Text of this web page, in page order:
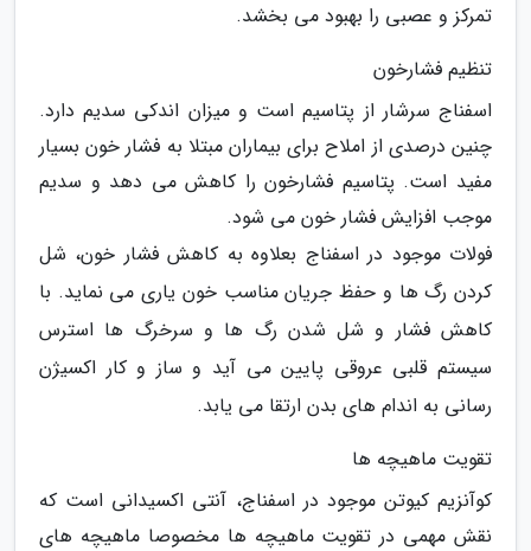
تمرکز و عصبی را بهبود می بخشد.
تنظیم فشارخون
اسفناج سرشار از پتاسیم است و میزان اندکی سدیم دارد.
چنین درصدی از املاح برای بیماران مبتلا به فشار خون بسیار
مفید است. پتاسیم فشارخون را کاهش می دهد و سدیم
موجب افزایش فشار خون می شود.
فولات موجود در اسفناج بعلاوه به کاهش فشار خون، شل
کردن رگ ها و حفظ جریان مناسب خون یاری می نماید. با
کاهش فشار و شل شدن رگ ها و سرخرگ ها استرس
سیستم قلبی عروقی پایین می آید و ساز و کار اکسیژن
رسانی به اندام های بدن ارتقا می یابد.
تقویت ماهیچه ها
کوآنزیم کیوتن موجود در اسفناج، آنتی اکسیدانی است که
نقش مهمی در تقویت ماهیچه ها مخصوصا ماهیچه های